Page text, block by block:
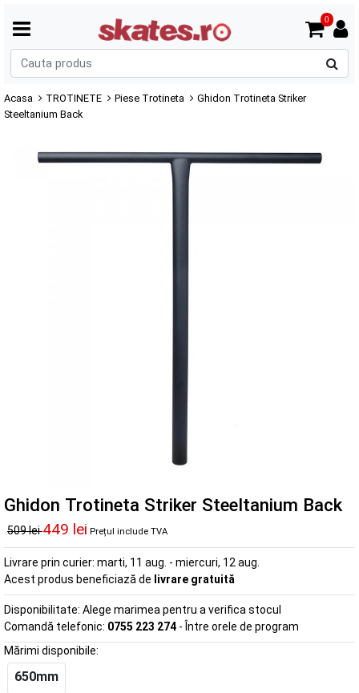
0
Acasa TROTINETE Piese Trotineta
Ghidon Trotineta Striker
Steeltanium Back
Ghidon Trotineta Striker Steeltanium Back
509 lei449 lei Prețul include TVA
Livrare prin curier: marti, 11 aug. - miercuri, 12 aug.
Acest produs beneficiază de livrare gratuită
Disponibilitate: Alege marimea pentru a verifica stocul
Comandă telefonic: 0755 223 274 - Între orele de program
Mărimi disponibile:
650mm